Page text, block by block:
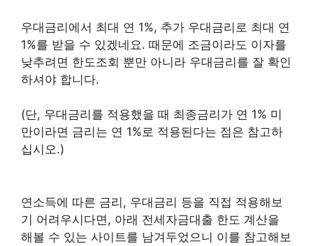
우대금리에서 최대 연 1%, 추가 우대금리로 최대 연
1%를 받을 수 있겠네요. 때문에 조금이라도 이자를
낮추려면 한도조회 뿐만 아니라 우대금리를 잘 확인
하셔야 합니다.
(단, 우대금리를 적용했을 때 최종금리가 연 1% 미
만이라면 금리는 연 1%로 적용된다는 점은 참고하
십시오.)
연소득에 따른 금리, 우대금리 등을 직접 적용해보
기 어려우시다면, 아래 전세자금대출 한도 계산을
해볼 수 있는 사이트를 남겨두었으니 이를 참고해보